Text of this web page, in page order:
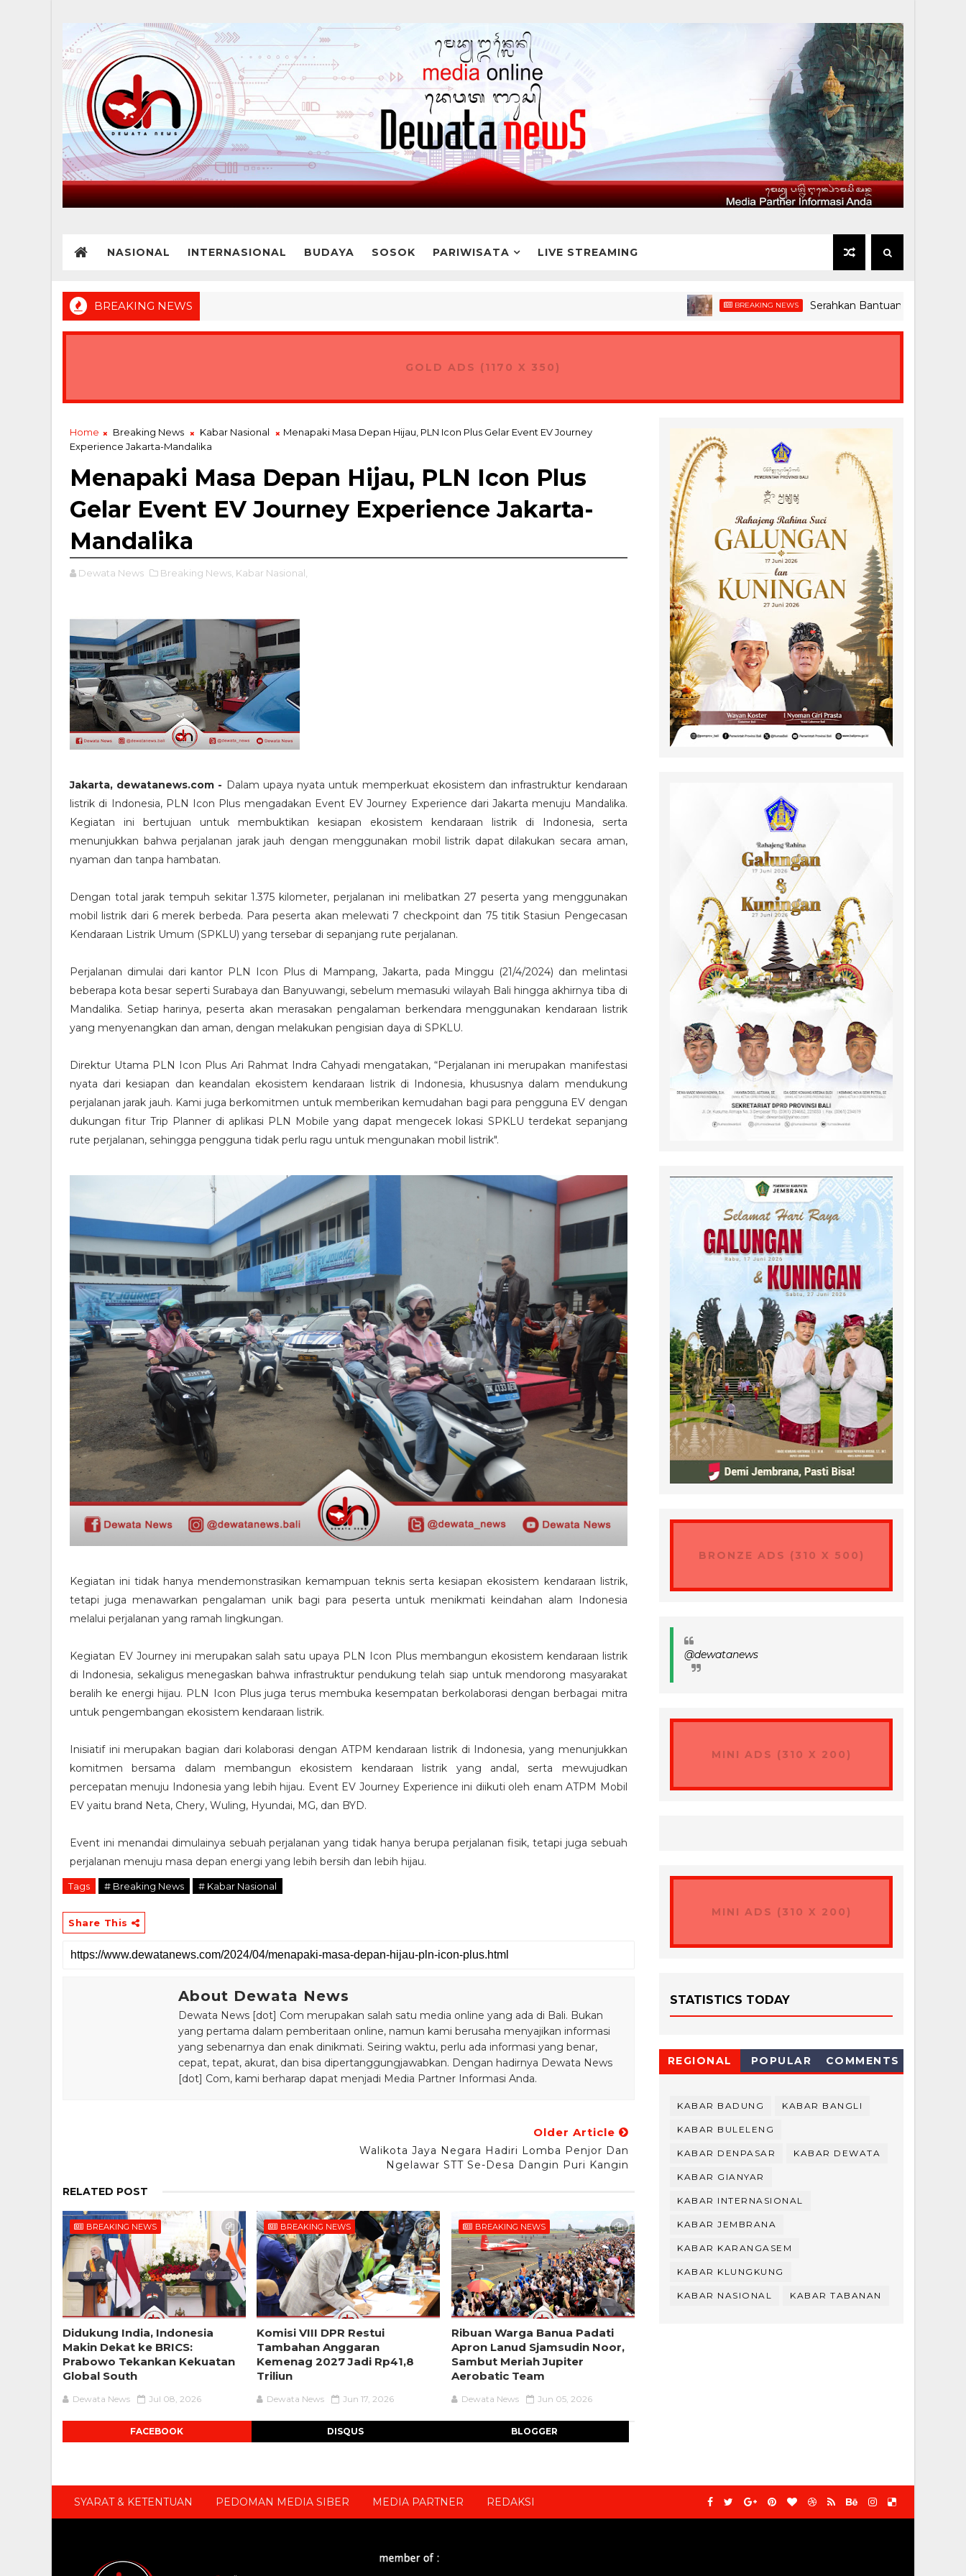
NASIONAL INTERNASIONAL BUDAYA SOSOK PARIWISATA LIVE STREAMING
BREAKING NEWS BREAKING NEWS Serahkan Bantuan, Bupati Jembrana
GOLD ADS (1170 X 350)
Home Breaking News Kabar Nasional
Menapaki Masa Depan Hijau, PLN Icon Plus Gelar Event EV Journey
Experience Jakarta-Mandalika
Menapaki Masa Depan Hijau, PLN Icon Plus
Gelar Event EV Journey Experience Jakarta-
Mandalika
Dewata News Breaking News, Kabar Nasional,
Jakarta, dewatanews.com - Dalam upaya nyata untuk memperkuat ekosistem dan infrastruktur kendaraan
listrik di Indonesia, PLN Icon Plus mengadakan Event EV Journey Experience dari Jakarta menuju Mandalika.
Kegiatan ini bertujuan untuk membuktikan kesiapan ekosistem kendaraan listrik di Indonesia, serta
menunjukkan bahwa perjalanan jarak jauh dengan menggunakan mobil listrik dapat dilakukan secara aman,
nyaman dan tanpa hambatan.
Dengan total jarak tempuh sekitar 1.375 kilometer, perjalanan ini melibatkan 27 peserta yang menggunakan
mobil listrik dari 6 merek berbeda. Para peserta akan melewati 7 checkpoint dan 75 titik Stasiun Pengecasan
Kendaraan Listrik Umum (SPKLU) yang tersebar di sepanjang rute perjalanan.
Perjalanan dimulai dari kantor PLN Icon Plus di Mampang, Jakarta, pada Minggu (21/4/2024) dan melintasi
beberapa kota besar seperti Surabaya dan Banyuwangi, sebelum memasuki wilayah Bali hingga akhirnya tiba di
Mandalika. Setiap harinya, peserta akan merasakan pengalaman berkendara menggunakan kendaraan listrik
yang menyenangkan dan aman, dengan melakukan pengisian daya di SPKLU.
Direktur Utama PLN Icon Plus Ari Rahmat Indra Cahyadi mengatakan, “Perjalanan ini merupakan manifestasi
nyata dari kesiapan dan keandalan ekosistem kendaraan listrik di Indonesia, khususnya dalam mendukung
perjalanan jarak jauh. Kami juga berkomitmen untuk memberikan kemudahan bagi para pengguna EV dengan
dukungan fitur Trip Planner di aplikasi PLN Mobile yang dapat mengecek lokasi SPKLU terdekat sepanjang
rute perjalanan, sehingga pengguna tidak perlu ragu untuk mengunakan mobil listrik".
Kegiatan ini tidak hanya mendemonstrasikan kemampuan teknis serta kesiapan ekosistem kendaraan listrik,
tetapi juga menawarkan pengalaman unik bagi para peserta untuk menikmati keindahan alam Indonesia
melalui perjalanan yang ramah lingkungan.
Kegiatan EV Journey ini merupakan salah satu upaya PLN Icon Plus membangun ekosistem kendaraan listrik
di Indonesia, sekaligus menegaskan bahwa infrastruktur pendukung telah siap untuk mendorong masyarakat
beralih ke energi hijau. PLN Icon Plus juga terus membuka kesempatan berkolaborasi dengan berbagai mitra
untuk pengembangan ekosistem kendaraan listrik.
Inisiatif ini merupakan bagian dari kolaborasi dengan ATPM kendaraan listrik di Indonesia, yang menunjukkan
komitmen bersama dalam membangun ekosistem kendaraan listrik yang andal, serta mewujudkan
percepatan menuju Indonesia yang lebih hijau. Event EV Journey Experience ini diikuti oleh enam ATPM Mobil
EV yaitu brand Neta, Chery, Wuling, Hyundai, MG, dan BYD.
Event ini menandai dimulainya sebuah perjalanan yang tidak hanya berupa perjalanan fisik, tetapi juga sebuah
perjalanan menuju masa depan energi yang lebih bersih dan lebih hijau.
Tags # Breaking News # Kabar Nasional
Share This
About Dewata News
Dewata News [dot] Com merupakan salah satu media online yang ada di Bali. Bukan
yang pertama dalam pemberitaan online, namun kami berusaha menyajikan informasi
yang sebenarnya dan enak dinikmati. Seiring waktu, perlu ada informasi yang benar,
cepat, tepat, akurat, dan bisa dipertanggungjawabkan. Dengan hadirnya Dewata News
[dot] Com, kami berharap dapat menjadi Media Partner Informasi Anda.
Older Article
Walikota Jaya Negara Hadiri Lomba Penjor Dan
Ngelawar STT Se-Desa Dangin Puri Kangin
RELATED POST
BREAKING NEWS
Didukung India, Indonesia
Makin Dekat ke BRICS:
Prabowo Tekankan Kekuatan
Global South
Dewata News Jul 08, 2026
BREAKING NEWS
Komisi VIII DPR Restui
Tambahan Anggaran
Kemenag 2027 Jadi Rp41,8
Triliun
Dewata News Jun 17, 2026
BREAKING NEWS
Ribuan Warga Banua Padati
Apron Lanud Sjamsudin Noor,
Sambut Meriah Jupiter
Aerobatic Team
Dewata News Jun 05, 2026
FACEBOOK DISQUS BLOGGER
BRONZE ADS (310 X 500)
@dewatanews
MINI ADS (310 X 200)
MINI ADS (310 X 200)
STATISTICS TODAY
REGIONAL POPULAR COMMENTS
KABAR BADUNG KABAR BANGLI
KABAR BULELENG
KABAR DENPASAR KABAR DEWATA
KABAR GIANYAR
KABAR INTERNASIONAL
KABAR JEMBRANA
KABAR KARANGASEM
KABAR KLUNGKUNG
KABAR NASIONAL KABAR TABANAN
SYARAT & KETENTUAN PEDOMAN MEDIA SIBER MEDIA PARTNER REDAKSI